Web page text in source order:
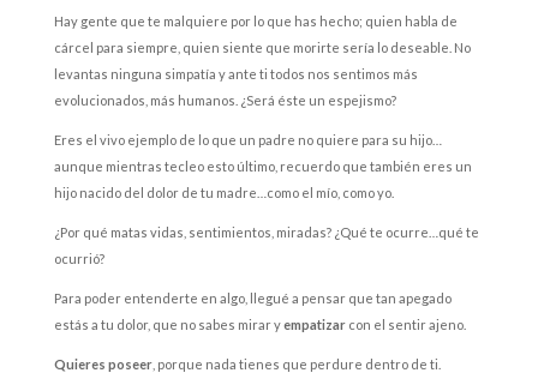
Hay gente que te malquiere por lo que has hecho; quien habla de
cárcel para siempre, quien siente que morirte sería lo deseable. No
levantas ninguna simpatía y ante ti todos nos sentimos más
evolucionados, más humanos. ¿Será éste un espejismo?
Eres el vivo ejemplo de lo que un padre no quiere para su hijo…
aunque mientras tecleo esto último, recuerdo que también eres un
hijo nacido del dolor de tu madre…como el mío, como yo.
¿Por qué matas vidas, sentimientos, miradas? ¿Qué te ocurre…qué te
ocurrió?
Para poder entenderte en algo, llegué a pensar que tan apegado
estás a tu dolor, que no sabes mirar yempatizarcon el sentir ajeno.
Quieres poseer, porque nada tienes que perdure dentro de ti.